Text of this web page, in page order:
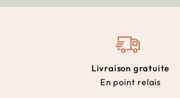
Livraison gratuite
En point relais